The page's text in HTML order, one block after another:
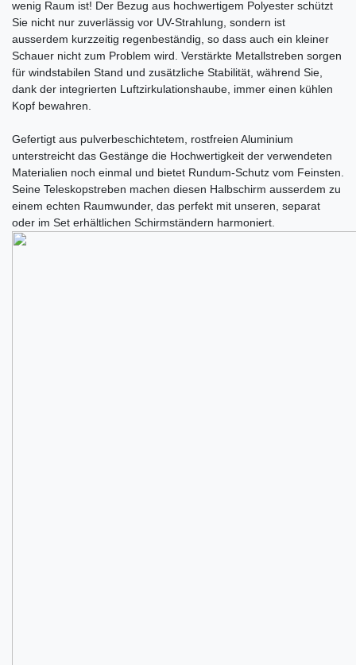
wenig Raum ist! Der Bezug aus hochwertigem Polyester schützt
Sie nicht nur zuverlässig vor UV-Strahlung, sondern ist
ausserdem kurzzeitig regenbeständig, so dass auch ein kleiner
Schauer nicht zum Problem wird. Verstärkte Metallstreben sorgen
für windstabilen Stand und zusätzliche Stabilität, während Sie,
dank der integrierten Luftzirkulationshaube, immer einen kühlen
Kopf bewahren.
Gefertigt aus pulverbeschichtetem, rostfreien Aluminium
unterstreicht das Gestänge die Hochwertigkeit der verwendeten
Materialien noch einmal und bietet Rundum-Schutz vom Feinsten.
Seine Teleskopstreben machen diesen Halbschirm ausserdem zu
einem echten Raumwunder, das perfekt mit unseren, separat
oder im Set erhältlichen Schirmständern harmoniert.